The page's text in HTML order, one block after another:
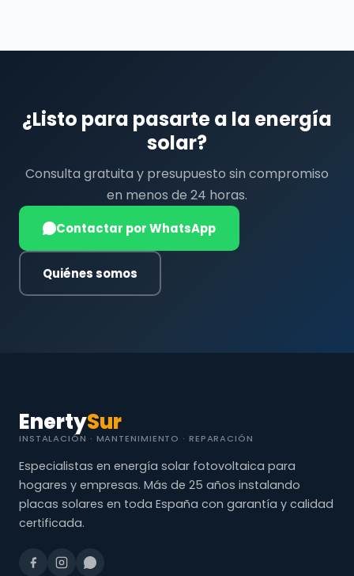
¿Listo para pasarte a la energía
solar?
Consulta gratuita y presupuesto sin compromiso
en menos de 24 horas.
Contactar por WhatsApp
Quiénes somos
EnertySur
INSTALACIÓN · MANTENIMIENTO · REPARACIÓN
Especialistas en energía solar fotovoltaica para
hogares y empresas. Más de 25 años instalando
placas solares en toda España con garantía y calidad
certificada.